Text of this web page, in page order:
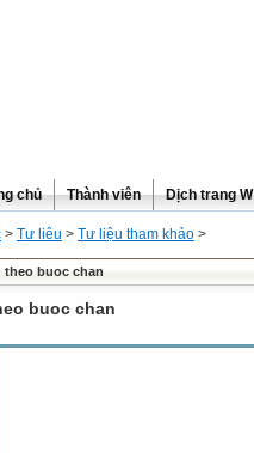
chủ Thành viên Dịch trang W
> Tư liêu > Tư liệu tham khảo >
theo buoc chan
buoc chan